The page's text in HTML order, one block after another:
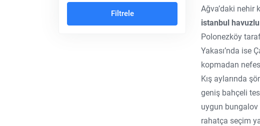
Şömineli
Balayı Konsepti
Filtrele
Ağva’daki nehir
istanbul
Polonezköy
Yakası’nda ise
kopmadan
Kış aylarında
geniş bahçeli
uygun bungalov
rahatça seçim